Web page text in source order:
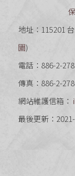
地址：115201
圖)
電話：886-2-
傳真：886-2-
網站維護信箱：
最後更新：